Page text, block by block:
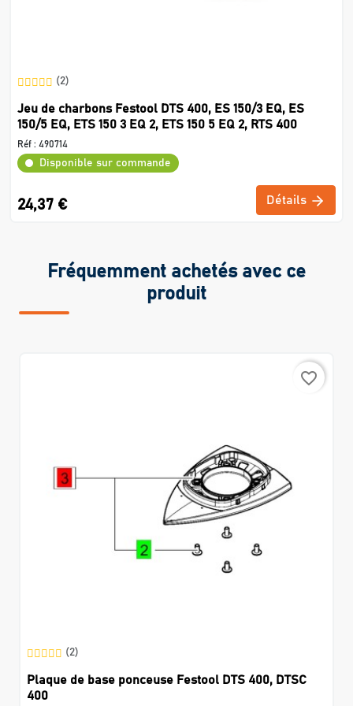
(2)
Jeu de charbons Festool DTS 400, ES 150/3 EQ, ES
150/5 EQ, ETS 150 3 EQ 2, ETS 150 5 EQ 2, RTS 400
Réf : 490714
Disponible sur commande
24,37 € Détails
Fréquemment achetés avec ce
produit
favorite_border
(2)
Plaque de base ponceuse Festool DTS 400, DTSC
400